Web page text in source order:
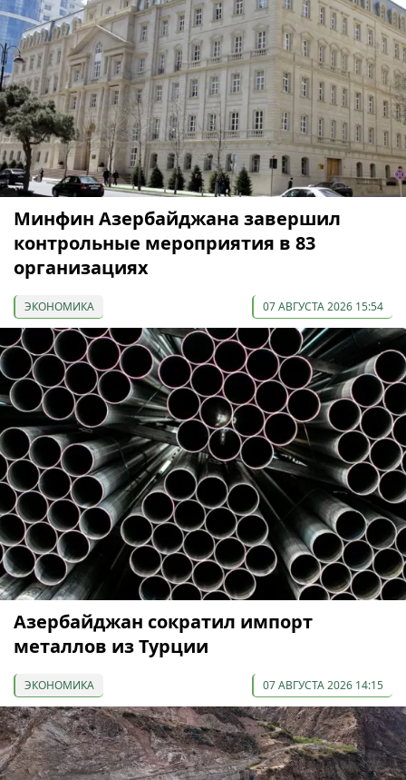
Минфин Азербайджана завершил
контрольные мероприятия в 83
организациях
ЭКОНОМИКА 07 АВГУСТА 2026 15:54
Азербайджан сократил импорт
металлов из Турции
ЭКОНОМИКА 07 АВГУСТА 2026 14:15